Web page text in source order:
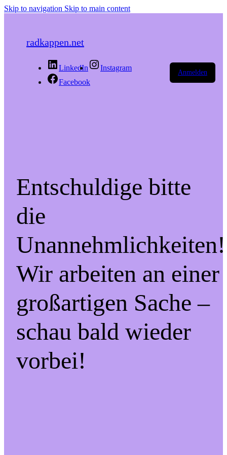
Skip to navigation Skip to main content
radkappen.net
LinkedIn
Instagram
Facebook
Anmelden
Entschuldige bitte
die
Unannehmlichkeiten!
Wir arbeiten an einer
großartigen Sache –
schau bald wieder
vorbei!